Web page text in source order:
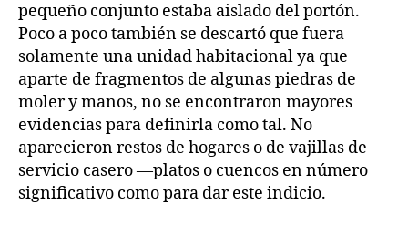
pequeño conjunto estaba aislado del portón.
Poco a poco también se descartó que fuera
solamente una unidad habitacional ya que
aparte de fragmentos de algunas piedras de
moler y manos, no se encontraron mayores
evidencias para definirla como tal. No
aparecieron restos de hogares o de vajillas de
servicio casero —platos o cuencos en número
significativo como para dar este indicio.